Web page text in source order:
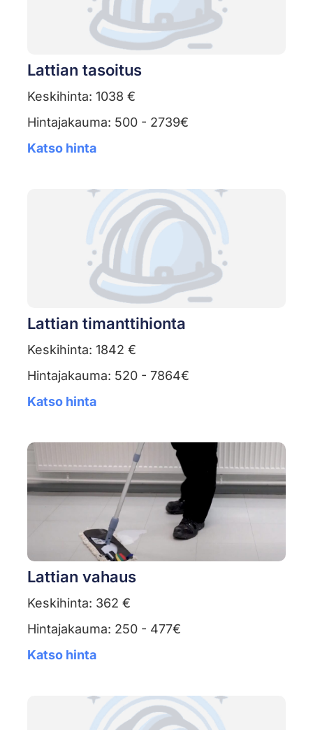
Lattian tasoitus
Keskihinta: 1038 €
Hintajakauma: 500 - 2739€
Katso hinta
Lattian timanttihionta
Keskihinta: 1842 €
Hintajakauma: 520 - 7864€
Katso hinta
Lattian vahaus
Keskihinta: 362 €
Hintajakauma: 250 - 477€
Katso hinta